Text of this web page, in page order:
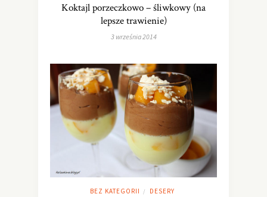
Koktajl porzeczkowo – śliwkowy (na
lepsze trawienie)
3 września 2014
BEZ KATEGORII / DESERY